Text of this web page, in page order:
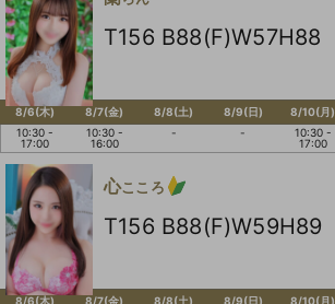
T156 B88(F)W57H88
8/6(木)
10:30 -
17:00
8/7(金)
10:30 -
16:00
8/8(土)
-
8/9(日)
-
8/10(月)
10:30 -
17:00
心こころ
T156 B88(F)W59H89
8/6(木)
8/7(金)
8/8(土)
8/9(日)
8/10(月)